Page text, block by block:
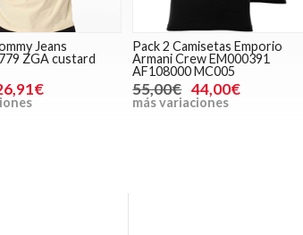
Jeans
ZGA custard
Pack 2 Camisetas Emporio
Armani Crew EM000391
AF108000 MC005
55,00€ 44,00€
más variaciones